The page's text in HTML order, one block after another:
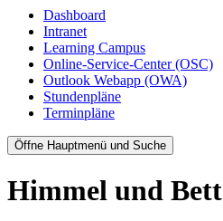
Dashboard
Intranet
Learning Campus
Online-Service-Center (OSC)
Outlook Webapp (OWA)
Stundenpläne
Terminpläne
Öffne Hauptmenü und Suche
Himmel und Bett